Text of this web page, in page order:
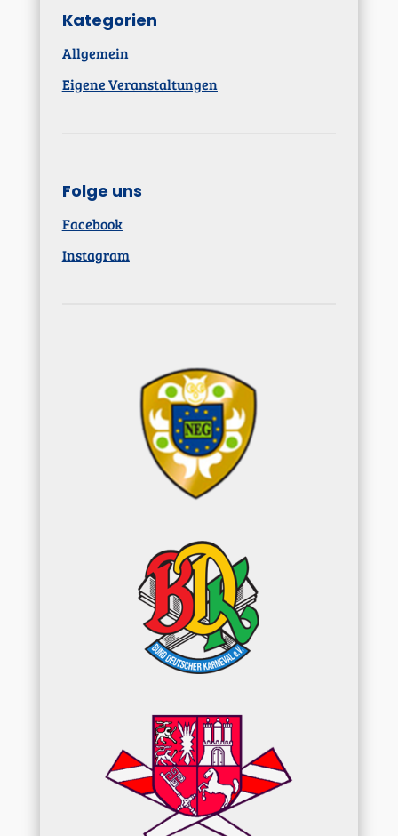
Kategorien
Allgemein
Eigene Veranstaltungen
Folge uns
Facebook
Instagram